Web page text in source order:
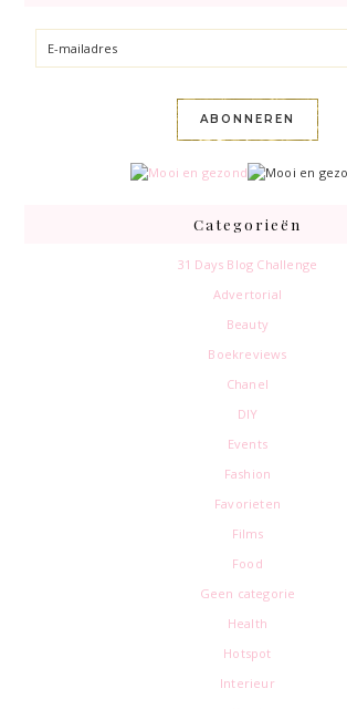
E-
mailadres
ABONNEREN
Categorieën
31 Days Blog Challenge
Advertorial
Beauty
Boekreviews
Chanel
DIY
Events
Fashion
Favorieten
Films
Food
Geen categorie
Health
Hotspot
Interieur